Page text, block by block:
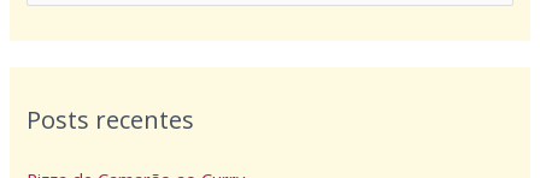
e
s
u
Posts recentes